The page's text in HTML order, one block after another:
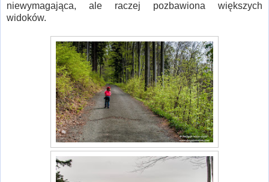
niewymagająca, ale raczej pozbawiona większych
widoków.